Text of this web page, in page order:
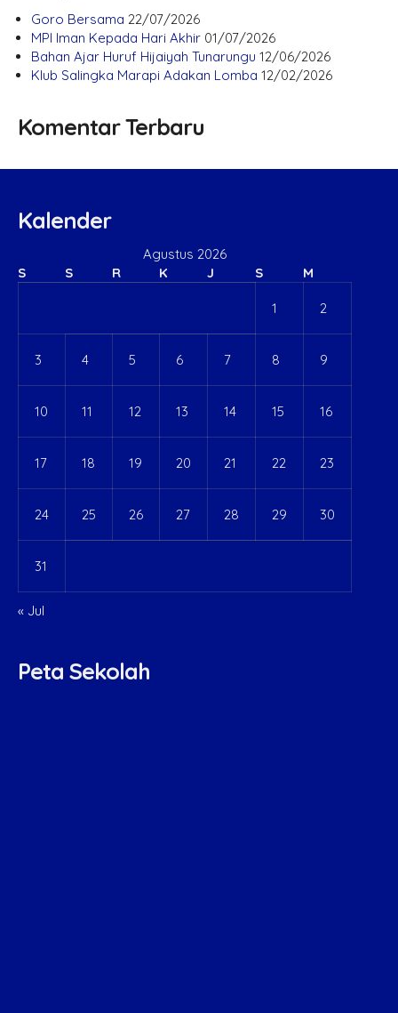
Goro Bersama 22/07/2026
MPI Iman Kepada Hari Akhir 01/07/2026
Bahan Ajar Huruf Hijaiyah Tunarungu 12/06/2026
Klub Salingka Marapi Adakan Lomba 12/02/2026
Komentar Terbaru
Kalender
Agustus 2026
S
S R K J S M
1 2
3 4 5 6 7 8 9
10 11 12 13 14 15 16
17 18 19 20 21 22 23
24 25 26 27 28 29 30
31
« Jul
Peta Sekolah